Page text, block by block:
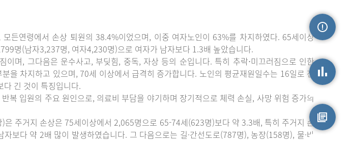
든연령에서 손상 퇴원의 38.4%이었으며, 이중 여자노인이 63%를 차지하였다. 65세이상
명(남자3,237명, 여자4,230명)으로 여자가 남자보다 1.3배 높았습니다.
이며, 그다음은 운수사고, 부딪힘, 중독, 자상 등의 순입니다. 특히 추락⋅미끄러짐으로 인한
을 차지하고 있으며, 70세 이상에서 급격히 증가합니다. 노인의 평균재원일수는 16일로 전
긴 것이 특징입니다.
복 입원의 주요 원인으로, 의료비 부담을 야기하며 장기적으로 체력 손실, 사망 위험 증가의
은 주거지 손상은 75세이상에서 2,065명으로 65-74세(623명)보다 약 3.3배, 특히 주거지 손
보다 약 2배 많이 발생하였습니다. 그 다음으로는 길·간선도로(787명), 농장(158명), 물·바원시자료